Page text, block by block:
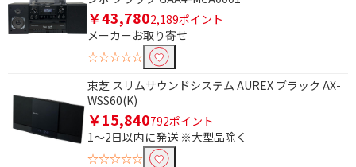
￥43,7802,189ポイント
メーカーお取り寄せ
☆☆☆☆☆
東芝 スリムサウンドシステム AUREX ブラック AX-
WSS60(K)
￥15,840792ポイント
1～2日以内に発送 ※大型品除く
☆☆☆☆☆